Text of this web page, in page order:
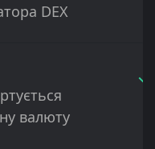
DEX
валюту
✓